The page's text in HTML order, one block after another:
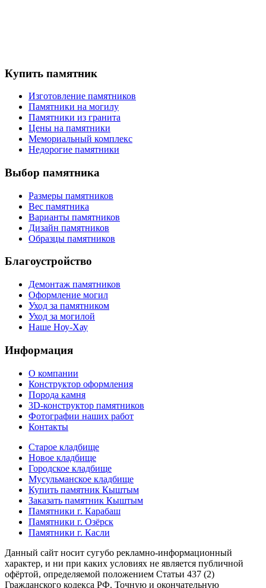
Купить памятник
Изготовление памятников
Памятники на могилу
Памятники из гранита
Цены на памятники
Мемориальный комплекс
Недорогие памятники
Выбор памятника
Размеры памятников
Вес памятника
Варианты памятников
Дизайн памятников
Образцы памятников
Благоустройство
Демонтаж памятников
Оформление могил
Уход за памятником
Уход за могилой
Наше Ноу-Хау
Информация
О компании
Конструктор оформления
Порода камня
3D-конструктор памятников
Фотографии наших работ
Контакты
Старое кладбище
Новое кладбище
Городское кладбище
Мусульманское кладбище
Купить памятник Кыштым
Заказать памятник Кыштым
Памятники г. Карабаш
Памятники г. Озёрск
Памятники г. Касли
Данный сайт носит сугубо рекламно-информационный
характер, и ни при каких условиях не является публичной
офёртой, определяемой положением Статьи 437 (2)
Гражданского кодекса РФ. Точную и окончательную